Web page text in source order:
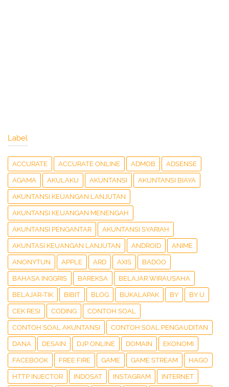
Label
ACCURATE ACCURATE ONLINE ADMOB ADSENSE
AGAMA AKULAKU AKUNTANSI AKUNTANSI BIAYA
AKUNTANSI KEUANGAN LANJUTAN
AKUNTANSI KEUANGAN MENENGAH
AKUNTANSI PENGANTAR AKUNTANSI SYARIAH
AKUNTASI KEUANGAN LANJUTAN ANDROID ANIME
ANONYTUN APPLE ARD AXIS BADOO
BAHASA INGGRIS BAREKSA BELAJAR WIRAUSAHA
BELAJAR-TIK BIBIT BLOG BUKALAPAK BY BY U
CEK RESI CODING CONTOH SOAL
CONTOH SOAL AKUNTANSI CONTOH SOAL PENGAUDITAN
DANA DESAIN DJP ONLINE DOMAIN EKONOMI
FACEBOOK FREE FIRE GAME GAME STREAM HAGO
HTTP INJECTOR INDOSAT INSTAGRAM INTERNET